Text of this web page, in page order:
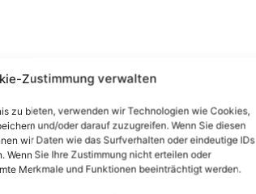
Zustimmung verwalten
zu bieten, verwenden wir Technologien wie Cookies,
und/oder darauf zuzugreifen. Wenn Sie diesen
wir Daten wie das Surfverhalten oder eindeutige IDs
Wenn Sie Ihre Zustimmung nicht erteilen oder
Merkmale und Funktionen beeinträchtigt werden.
– Johannisfriedhof